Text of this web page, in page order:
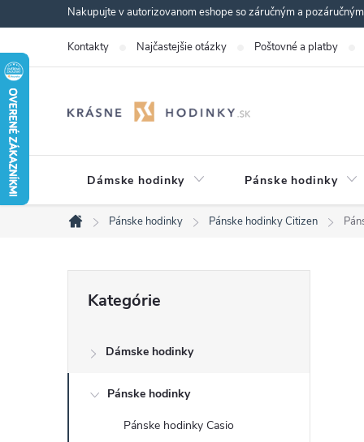
na
obsah
Nakupujte v autorizovanom eshope so záručným a
Kontakty Najčastejšie otázky Poštovné a platby
Dámske hodinky Pánske hodinky
Domov
Pánske hodinky Pánske hodinky Citizen
č
kategórie
Kategórie
Dámske hodinky
Pánske hodinky
Pánske hodinky Casio